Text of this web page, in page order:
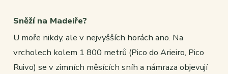
Sněží na Madeiře?
U moře nikdy, ale v nejvyšších horách ano. Na
vrcholech kolem 1 800 metrů (Pico do Arieiro, Pico
Ruivo) se v zimních měsících sníh a námraza objevují